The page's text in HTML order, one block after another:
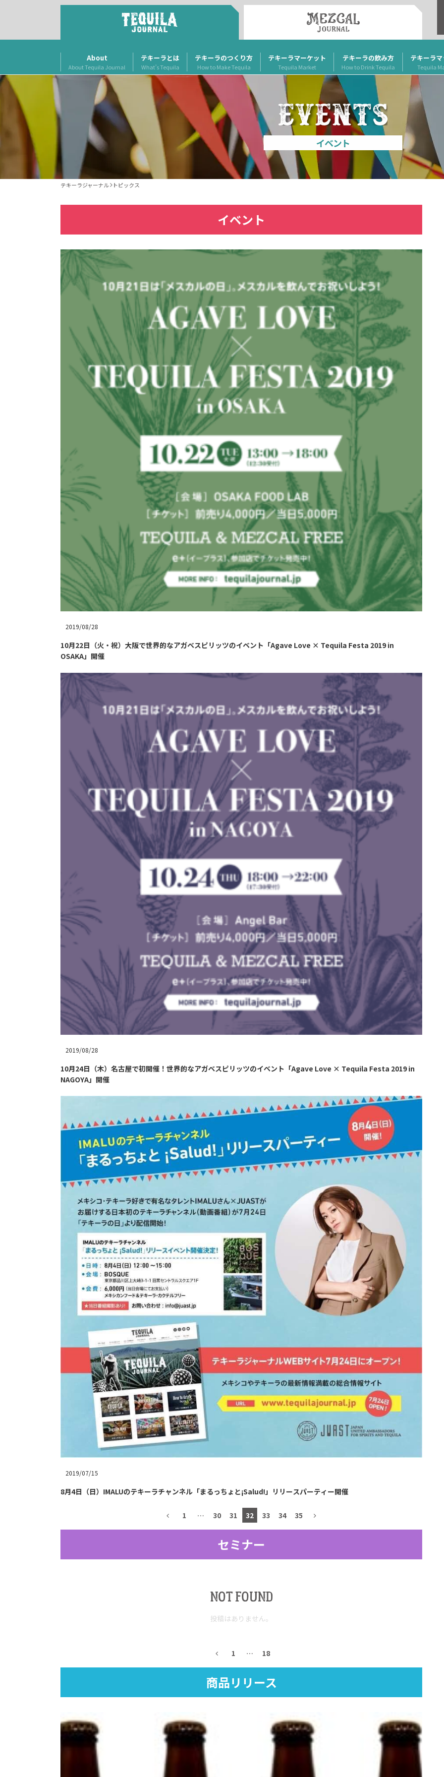
About
About Tequila Journal
テキーラとは
What’s Tequila
テキーラのつくり方
How to Make Tequila
テキーラマーケット
Tequila Market
テキーラの飲み方
How to Drink Tequila
テキーラ
Tequila
イベント
テキーラジャーナル トピックス
イベント
2019/08/28
10月22日（火・祝）大阪で世界的なアガベスピリッツのイベント「Agave Love × Tequila Festa 2019 in
OSAKA」開催
2019/08/28
10月24日（木）名古屋で初開催！世界的なアガベスピリッツのイベント「Agave Love × Tequila Festa 2019 in
NAGOYA」開催
2019/07/15
8月4日（日）IMALUのテキーラチャンネル「まるっちょと¡Salud!」リリースパーティー開催
1 … 30 31 32 33 34 35
セミナー
NOT FOUND
投稿はありません。
1 … 18
商品リリース